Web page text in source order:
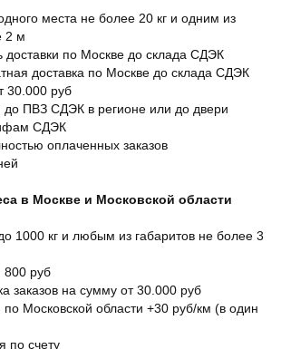
места не более 20 кг и одним из
2 м
доставки по Москве до склада СДЭК
доставка по Москве до склада СДЭК
30.000 руб
до ПВЗ СДЭК в регионе или до двери
СДЭК
оплаченных заказов
в Москве и Московской области
1000 кг и любым из габаритов не более 3
800 руб
заказов на сумму от 30.000 руб
по Московской области +30 руб/км (в один
по счету